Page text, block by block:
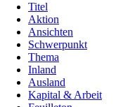
Titel
Aktion
Ansichten
Schwerpunkt
Thema
Inland
Ausland
Kapital & Arbeit